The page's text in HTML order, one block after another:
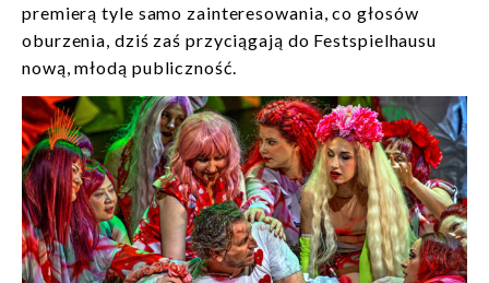
premierą tyle samo zainteresowania, co głosów
oburzenia, dziś zaś przyciągają do Festspielhausu
nową, młodą publiczność.